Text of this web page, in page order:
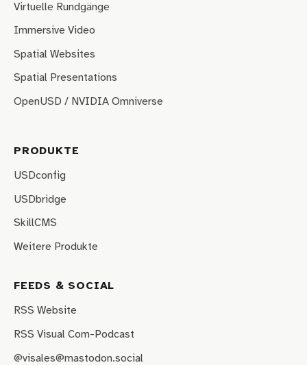
Virtuelle Rundgänge
Immersive Video
Spatial Websites
Spatial Presentations
OpenUSD / NVIDIA Omniverse
PRODUKTE
USDconfig
USDbridge
SkillCMS
Weitere Produkte
FEEDS & SOCIAL
RSS Website
RSS Visual Com-Podcast
@visales@mastodon.social